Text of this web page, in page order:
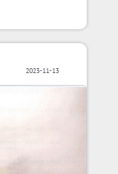
2023-11-13